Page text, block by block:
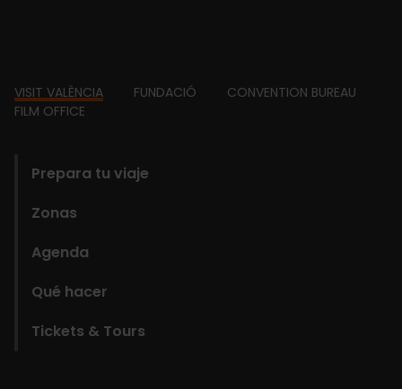
Footer
VISIT VALÈNCIA FUNDACIÓ
CONVENTION BUREAU
FILM OFFICE
Prepara tu viaje
Zonas
Agenda
Qué hacer
Tickets & Tours